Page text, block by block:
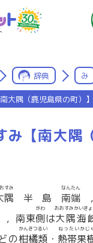
辞典 み
大隅（鹿児島県の町）】
み【南大隅
隅
すみ
半島 南端
なんたん
，南東側
がわ
は大隅海
おおすみかいき
の柑橘類
かんきつるい
・ 熱帯果
ねったいかじ